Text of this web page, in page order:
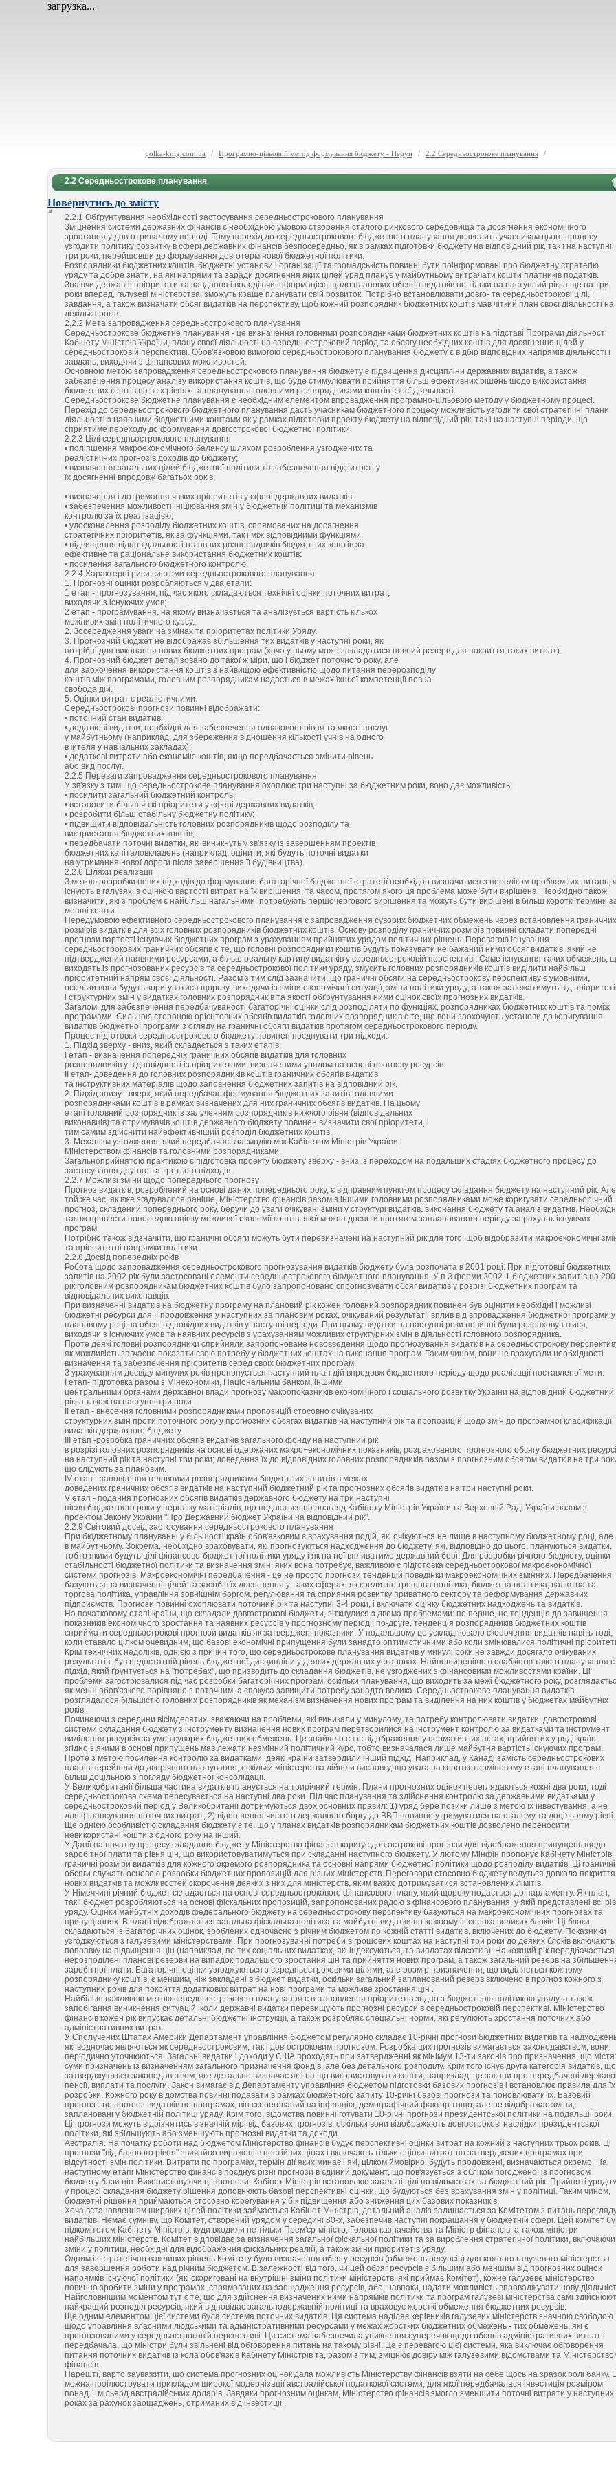
загрузка...
polka-knig.com.ua / Програмно-цільовий метод формування бюджету - Перун / 2.2 Середньострокове планування /
2.2 Середньострокове планування
Повернутись до змісту
2.2.1 Обґрунтування необхідності застосування середньострокового планування
Зміцнення системи державних фінансів є необхідною умовою створення сталого ринкового середовища та досягнення економічного
зростання у довготривалому періоді. Тому перехід до середньострокового бюджетного планування дозволить учасникам цього процесу
узгодити політику розвитку в сфері державних фінансів безпосередньо, як в рамках підготовки бюджету на відповідний рік, так і на наступні
три роки, перейшовши до формування довготермінової бюджетної політики.
Розпорядники бюджетних коштів, бюджетні установи і організації та громадськість повинні бути поінформовані про бюджетну стратегію
уряду та добре знати, на які напрями та заради досягнення яких цілей уряд планує у майбутньому витрачати кошти платників податків.
Знаючи державні пріоритети та завдання і володіючи інформацією щодо планових обсягів видатків не тільки на наступний рік, а ще на три
роки вперед, галузеві міністерства, зможуть краще планувати свій розвиток. Потрібно встановлювати довго- та середньострокові цілі,
завдання, а також визначати обсяг видатків на перспективу, щоб кожний розпорядник бюджетних коштів мав чіткий план своєї діяльності на
декілька років.
2.2.2 Мета запровадження середньострокового планування
Середньострокове бюджетне планування - це визначення головними розпорядниками бюджетних коштів на підставі Програми діяльності
Кабінету Міністрів України, плану своєї діяльності на середньостроковий період та обсягу необхідних коштів для досягнення цілей у
середньостроковій перспективі. Обов'язковою вимогою середньострокового планування бюджету є відбір відповідних напрямів діяльності і
завдань, виходячи з фінансових можливостей.
Основною метою запровадження середньострокового планування бюджету є підвищення дисципліни державних видатків, а також
забезпечення процесу аналізу використання коштів, що буде стимулювати прийняття більш ефективних рішень щодо використання
бюджетних коштів на всіх рівнях та планування головними розпорядниками коштів своєї діяльності.
Середньострокове бюджетне планування є необхідним елементом впровадження програмно-цільового методу у бюджетному процесі.
Перехід до середньострокового бюджетного планування дасть учасникам бюджетного процесу можливість узгодити свої стратегічні плани
діяльності з наявними бюджетними коштами як у рамках підготовки проекту бюджету на відповідний рік, так і на наступні періоди, що
сприятиме переходу до формування довгострокової бюджетної політики.
2.2.3 Цілі середньострокового планування
• поліпшення макроекономічного балансу шляхом розроблення узгоджених та
реалістичних прогнозів доходів до бюджету;
• визначення загальних цілей бюджетної політики та забезпечення відкритості у
їх досягненні впродовж багатьох років;
• визначення і дотримання чітких пріоритетів у сфері державних видатків;
• забезпечення можливості ініціювання змін у бюджетній політиці та механізмів
контролю за їх реалізацією;
• удосконалення розподілу бюджетних коштів, спрямованих на досягнення
стратегічних пріоритетів, як за функціями, так і між відповідними функціями;
• підвищення відповідальності головних розпорядників бюджетних коштів за
ефективне та раціональне використання бюджетних коштів;
• посилення загального бюджетного контролю.
2.2.4 Характерні риси системи середньострокового планування
1. Прогнозні оцінки розробляються у два етапи:
1 етап - прогнозування, під час якого складаються технічні оцінки поточних витрат,
виходячи з існуючих умов;
2 етап - програмування, на якому визначається та аналізується вартість кількох
можливих змін політичного курсу.
2. Зосередження уваги на змінах та пріоритетах політики Уряду.
3. Прогнозний бюджет не відображає збільшення тих видатків у наступні роки, які
потрібні для виконання нових бюджетних програм (хоча у ньому може закладатися певний резерв для покриття таких витрат).
4. Прогнозний бюджет деталізовано до такої ж міри, що і бюджет поточного року, але
для заохочення використання коштів з найвищою ефективністю щодо питання перерозподілу
коштів між програмами, головним розпорядникам надається в межах їхньої компетенції певна
свобода дій.
5. Оцінки витрат є реалістичними.
Середньострокові прогнози повинні відображати:
• поточний стан видатків;
• додаткові видатки, необхідні для забезпечення однакового рівня та якості послуг
у майбутньому (наприклад, для збереження відношення кількості учнів на одного
вчителя у навчальних закладах);
• додаткові витрати або економію коштів, якщо передбачається змінити рівень
або вид послуг.
2.2.5 Переваги запровадження середньострокового планування
У зв'язку з тим, що середньострокове планування охоплює три наступні за бюджетним роки, воно дає можливість:
• посилити загальний бюджетний контроль;
• встановити більш чіткі пріоритети у сфері державних видатків;
• розробити більш стабільну бюджетну політику;
• підвищити відповідальність головних розпорядників щодо розподілу та
використання бюджетних коштів;
• передбачати поточні видатки, які виникнуть у зв'язку із завершенням проектів
бюджетних капіталовкладень (наприклад, оцінити, які будуть поточні видатки
на утримання нової дороги після завершення її будівництва).
2.2.6 Шляхи реалізації
З метою розробки нових підходів до формування багаторічної бюджетної стратегії необхідно визначитися з переліком проблемних питань,
існують в галузях, з оцінкою вартості витрат на їх вирішення, та часом, протягом якого ця проблема може бути вирішена. Необхідно також
визначити, які з проблем є найбільш нагальними, потребують першочергового вирішення та можуть бути вирішені в більш короткі терміни
менші кошти.
Передумовою ефективного середньострокового планування є запровадження суворих бюджетних обмежень через встановлення граничних
розмірів видатків для всіх головних розпорядників бюджетних коштів. Основу розподілу граничних розмірів повинні складати попередні
прогнози вартості існуючих бюджетних програм з урахуванням прийнятих урядом політичних рішень. Перевагою існування
середньострокових граничних обсягів є те, що головні розпорядники коштів будуть показувати не бажаний ними обсяг видатків, який не
підтверджений наявними ресурсами, а більш реальну картину видатків у середньостроковій перспективі. Саме існування таких обмежень,
виходять із прогнозованих ресурсів та середньострокової політики уряду, змусить головних розпорядників коштів виділити найбільш
пріоритетний напрям своєї діяльності. Разом з тим слід зазначити, що граничні обсяги на середньострокову перспективу є умовними,
оскільки вони будуть коригуватися щороку, виходячи із зміни економічної ситуації, зміни політики уряду, а також залежатимуть від
і структурних змін у видатках головних розпорядників та якості обґрунтування ними оцінок своїх прогнозних видатків.
Загалом, для забезпечення передбачуваності багаторічні оцінки слід розподіляти по функціях, розпорядниках бюджетних коштів та поміж
програмами. Сильною стороною орієнтовних обсягів видатків головних розпорядників є те, що вони заохочують установи до коригування
видатків бюджетної програми з огляду на граничні обсяги видатків протягом середньострокового періоду.
Процес підготовки середньострокового бюджету повинен поєднувати три підходи:
1. Підхід зверху - вниз, який складається з таких етапів:
I етап - визначення попередніх граничних обсягів видатків для головних
розпорядників у відповідності із пріоритетами, визначеними урядом на основі прогнозу ресурсів.
II етап- доведення до головних розпорядників коштів граничних обсягів видатків
та інструктивних матеріалів щодо заповнення бюджетних запитів на відповідний рік.
2. Підхід знизу - вверх, який передбачає формування бюджетних запитів головними
розпорядниками коштів в рамках визначених для них граничних обсягів видатків. На цьому
етапі головний розпорядник із залученням розпорядників нижчого рівня (відповідальних
виконавців) та отримувачів коштів державного бюджету повинен визначити свої пріоритети, і
тим самим здійснити найефективніший розподіл бюджетних коштів.
3. Механізм узгодження, який передбачає взаємодію між Кабінетом Міністрів України,
Міністерством фінансів та головними розпорядниками.
Загальноприйнятою практикою є підготовка проекту бюджету зверху - вниз, з переходом на подальших стадіях бюджетного процесу до
застосування другого та третього підходів .
2.2.7 Можливі зміни щодо попереднього прогнозу
Прогноз видатків, розроблений на основі даних попереднього року, є відправним пунктом процесу складання бюджету на наступний рік.
той же час, як вже згадувалося раніше, Міністерство фінансів разом з іншими головними розпорядниками може коригувати середньорічний
прогноз, складений попереднього року, беручи до уваги очікувані зміни у структурі видатків, виконання бюджету та аналіз видатків.
також провести попередню оцінку можливої економії коштів, якої можна досягти протягом запланованого періоду за рахунок існуючих
програм.
Потрібно також відзначити, що граничні обсяги можуть бути перевизначені на наступний рік для того, щоб відобразити макроекономічні
та пріоритетні напрямки політики.
2.2.8 Досвід попередніх років
Робота щодо запровадження середньострокового прогнозування видатків бюджету була розпочата в 2001 році. При підготовці бюджетних
запитів на 2002 рік були застосовані елементи середньострокового бюджетного планування. У п.З форми 2002-1 бюджетних запитів на
рік головним розпорядникам бюджетних коштів було запропоновано спрогнозувати обсяг видатків у розрізі бюджетних програм та
відповідальних виконавців.
При визначенні видатків на бюджетну програму на плановий рік кожен головний розпорядник повинен був оцінити необхідні і можливі
бюджетні ресурси для її продовження у наступних за плановим роках, очікуваний результат і вплив від впровадження бюджетної програми у
плановому році на обсяг відповідних видатків у наступні періоди. При цьому видатки на наступні роки повинні були розраховуватися,
виходячи з існуючих умов та наявних ресурсів з урахуванням можливих структурних змін в діяльності головного розпорядника.
Проте деякі головні розпорядники сприйняли запропоноване нововведення щодо прогнозування видатків на середньострокову
як можливість завчасно показати свою потребу у бюджетних коштах на виконання програм. Таким чином, вони не врахували необхідності
визначення та забезпечення пріоритетів серед своїх бюджетних програм.
З урахуванням досвіду минулих років пропонується наступний план дій впродовж бюджетного періоду щодо реалізації поставленої мети:
I етап- підготовка разом з Мінекономіки, Національним банком, іншими
центральними органами державної влади прогнозу макропоказників економічного і соціального розвитку України на відповідний бюджетний
рік, а також на наступні три роки.
II етап - внесення головними розпорядниками пропозицій стосовно очікуваних
структурних змін проти поточного року у прогнозних обсягах видатків на наступний рік та пропозицій щодо змін до програмної класифікації
видатків державного бюджету.
III етап -розробка граничних обсягів видатків загального фонду на наступний рік
в розрізі головних розпорядників на основі одержаних макро¬економічних показників, розрахованого прогнозного обсягу бюджетних
на наступний рік та наступні три роки; доведення їх до відповідних головних розпорядників разом з прогнозним обсягом видатків на три
що слідують за плановим.
IV етап - заповнення головними розпорядниками бюджетних запитів в межах
доведених граничних обсягів видатків на наступний бюджетний рік та прогнозних обсягів видатків на три наступні роки.
V етап - подання прогнозних обсягів видатків державного бюджету на три наступні
після бюджетного роки у переліку матеріалів, що подаються на розгляд Кабінету Міністрів України та Верховній Раді України разом з
проектом Закону України "Про Державний бюджет України на відповідний рік".
2.2.9 Світовий досвід застосування середньострокового планування
При бюджетному плануванні у більшості країн обов'язковим є врахування подій, які очікуються не лише в наступному бюджетному році, але
в майбутньому. Зокрема, необхідно враховувати, які прогнозуються надходження до бюджету, які, відповідно до цього, плануються видатки,
тобто якими будуть цілі фінансово-бюджетної політики уряду і як на неї впливатиме державний борг. Для розробки річного бюджету, оцінки
стабільності бюджетної політики та визначення змін, яких вона потребує, важливою є підготовка середньострокової макроекономічної
системи прогнозів. Макроекономічні передбачення - це не просто прогнози тенденцій поведінки макроекономічних змінних. Передбачення
базуються на визначенні цілей та засобів їх досягнення у таких сферах, як кредитно-грошова політика, бюджетна політика, валютна та
торгова політика, управління зовнішнім боргом, регулювання та сприяння розвитку приватного сектору та реформування державних
підприємств. Прогнози повинні охоплювати поточний рік та наступні 3-4 роки, і включати оцінку бюджетних надходжень та видатків.
На початковому етапі країни, що складали довгострокові бюджети, зіткнулися з двома проблемами: по перше, це тенденція до завищення
показників економічного зростання та наявних ресурсів у прогнозному періоді; по-друге, тенденція розпорядників бюджетних коштів
сприймати середньострокові прогнози видатків як затверджені показники. У подальшому це ускладнювало скорочення видатків навіть тоді,
коли ставало цілком очевидним, що базові економічні припущення були занадто оптимістичними або коли змінювалися політичні
Крім технічних недоліків, однією з причин того, що середньострокове планування видатків у минулі роки не завжди досягало очікуваних
результатів, був недостатній рівень бюджетної дисципліни у деяких державних установах. Найпоширенішою слабкістю такого планування є
підхід, який ґрунтується на "потребах", що призводить до складання бюджетів, не узгоджених з фінансовими можливостями країни. Ці
проблеми загострювалися під час розробки багаторічних програм, оскільки планування, що виходить за межі бюджетного року,
як менш обов'язкове порівняно з поточним, а спокуса завищити потребу занадто велика. Середньострокове планування видатків
розглядалося більшістю головних розпорядників як механізм визначення нових програм та виділення на них коштів у бюджетах майбутніх
років.
Починаючи з середини вісімдесятих, зважаючи на проблеми, які виникали у минулому, та потребу контролювати видатки, довгострокові
системи складання бюджету з інструменту визначення нових програм перетворилися на інструмент контролю за видатками та інструмент
виділення ресурсів за умов суворих бюджетних обмежень. Це знайшло своє відображення у нормативних актах, прийнятих у ряді країн,
згідно з якими в основі припущень мав лежати незмінний політичний курс, тобто визначалася лише майбутня вартість існуючих програм.
Проте з метою посилення контролю за видатками, деякі країни затвердили інший підхід. Наприклад, у Канаді замість середньострокових
планів перейшли до дворічного планування, оскільки міністерства дійшли висновку, що увага на короткотерміновому етапі планування є
більш доцільною з погляду бюджетної консолідації.
У Великобританії більша частина видатків планується на трирічний термін. Плани прогнозних оцінок переглядаються кожні два роки, тоді
середньострокова схема пересувається на наступні два роки. Під час планування та здійснення контролю за державними видатками у
середньостроковий період у Великобританії дотримуються двох основних правил: 1) уряд бере позики лише з метою їх інвестування, а не
для фінансування поточних витрат; 2) відношення чистого державного боргу до ВВП повинно утримуватися на сталому та доцільному рівні.
Ще однією особливістю складання бюджету є те, що у планах видатків розпорядникам бюджетних коштів дозволено переносити
невикористані кошти з одного року на інший.
У Данії на початку процесу складання бюджету Міністерство фінансів коригує довгострокові прогнози для відображення припущень щодо
заробітної плати та рівня цін, що використовуватимуться при складанні наступного бюджету. У лютому Мінфін пропонує Кабінету Міністрів
граничні розміри видатків для кожного окремого розпорядника та основні напрями бюджетної політики щодо розподілу видатків. Ці граничні
обсяги служать основою розробки бюджетних пропозицій для різних міністерств. Переговори стосовно бюджету ведуться довкола покриття
нових видатків та можливостей скорочення деяких з них для міністерств, яким важко дотримуватися встановлених лімітів.
У Німеччині річний бюджет складається на основі середньострокового фінансового плану, який щороку подається до парламенту. Як план,
так і бюджет розробляються на основі фіскальних пропозицій, запропонованих радою з фінансового планування, у якій представлені всі
уряду. Оцінки майбутніх доходів федерального бюджету на середньострокову перспективу базуються на макроекономічних прогнозах та
припущеннях. В плані відображається загальна фіскальна політика та майбутні видатки по кожному із сорока великих блоків. Ці блоки
складаються із багаторічних оцінок, зроблених одночасно з річним бюджетом по кожній статті видатків, включених до бюджету. Показники
узгоджуються з галузевими міністерствами. При прогнозуванні потреби в грошових коштах на наступні три роки до деяких блоків включають
поправку на підвищення цін (наприклад, по тих соціальних видатках, які індексуються, та виплатах відсотків). На кожний рік передбачається
нерозподілені планові резерви на випадок подальшого зростання цін та прийняття нових програм, а також загальний резерв на
заробітної плати. Багаторічні оцінки узгоджуються з середньостроковими цілями, але розмір призначення, що виділяється кожному
розпоряднику коштів, є меншим, ніж закладені в бюджет видатки, оскільки загальний запланований резерв включено в прогноз кожного з
наступних років для покриття додаткових витрат на нові програми та можливе зростання цін .
Найбільш важливою метою середньострокового планування є встановлення пріоритетів згідно з бюджетною політикою уряду, а також
запобігання виникнення ситуацій, коли державні видатки перевищують прогнозні ресурси в середньостроковій перспективі. Міністерство
фінансів кожен рік випускає детальні бюджетні інструкції, а також розробляє спеціальні норми, які регулюють зростання поточних або
адміністративних витрат.
У Сполучених Штатах Америки Департамент управління бюджетом регулярно складає 10-річні прогнози бюджетних видатків та
які водночас являються як середньостроковим, так і довгостроковим прогнозом. Розробка цих прогнозів вимагається законодавством; вони
періодично уточнюються. Загальні видатки і доходи у США проходять при затвердженні як мінімум 13-ти законів про призначення, що
суми призначень із визначенням загального призначення фондів, але без детального розподілу. Крім того існує друга категорія видатків, що
затверджуються законодавством, яке детально визначає як і на що використовувати кошти, наприклад, це закони про передбачені
пенсії, виплати та послуги. Закон вимагає від Департаменту управління бюджетом підготовки базових прогнозів і встановлює правила для їх
розробки. Кожного року відомства повинні подавати в рамках бюджетного запиту 10-річні базові прогнози та поновлювати їх. Базовий
прогноз - це прогноз видатків по програмах; він скорегований на інфляцію, демографічний фактор тощо, але не відображає зміни,
заплановані у бюджетній політиці уряду. Крім того, відомства повинні готувати 10-річні прогнози президентської політики на подальші роки.
Ці прогнози можуть відрізнятись в значній мірі від базових прогнозів, оскільки вони відображають довгострокові наслідки президентської
політики, які збільшують або зменшують прогнозні видатки та доходи.
Австралія. На початку роботи над бюджетом Міністерство фінансів будує перспективні оцінки витрат на кожний з наступних трьох років. Ці
прогнози "від базового рівня" звичайно виражені в постійних цінах і включають тільки оцінки витрат по затверджених програмах при
відсутності змін політики. Витрати по програмах, термін дії яких минає і які, цілком ймовірно, будуть продовжені, визначаються окремо. На
наступному етапі Міністерство фінансів поєднує різні прогнози в єдиний документ, що пов'язується з обліком погодженої із прогнозом
бюджету бази цін. Використовуючи ці прогнози, Кабінет Міністрів встановлює загальні цілі по відомствах на бюджетний рік. Прийняті
у процесі складання бюджету рішення доповнюють базові перспективні оцінки, що будуються без врахування змін у політиці. Таким чином,
бюджетні рішення приймаються стосовно корегування у бік підвищення або зниження цих базових показників.
Хоча встановленням широких цілей політики займається Кабінет Міністрів, детальний аналіз залишається за Комітетом з питань
видатків. Немає сумніву, що Комітет, створений урядом у середині 80-х, забезпечив наступні покращання у бюджетній сфері. Цей комітет
підкомітетом Кабінету Міністрів, куди входили не тільки Прем'єр-міністр, Голова казначейства та Міністр фінансів, а також міністри
найбільших міністерств. Комітет відповідає за визначення загальної фіскальної політики та за вироблення стратегічної політики, включаючи
зміни у політиці, необхідні для відображення фіскальних реалій, а також зміни пріоритетів уряду.
Одним із стратегічно важливих рішень Комітету було визначення обсягу ресурсів (обмежень ресурсів) для кожного галузевого міністерства
для завершення роботи над річним бюджетом. В залежності від того, чи цей обсяг ресурсів є більшим або меншим від прогнозних оцінок
напрямків існуючої політики (які скориговані на внутрішні зміни політики міністерств, які приймає Комітет), кожне галузеве міністерство
повинно зробити зміни у програмах, спрямованих на заощадження ресурсів, або, навпаки, надати можливість впроваджувати нову
Найголовнішим моментом тут є те, що для здійснення визначених ними напрямків політики та програм галузеві міністерства самі
найкращий розподіл ресурсів, який відповідає загальнодержавній політиці та враховує жорсткі обмеження бюджетних ресурсів.
Ще одним елементом цієї системи була система поточних видатків. Ця система наділяє керівників галузевих міністерств значною свободою
щодо управління власними людськими та адміністративними ресурсами у межах жорстких бюджетних обмежень - тих обмежень, які є
прогнозованими у середньостроковій перспективі. Ця система забезпечила уникнення суперечок щодо обсягів адміністративних витрат і
передбачала, що міністри були звільнені від обговорення питань на такому рівні. Це є перевагою цієї системи, яка виключає обговорення
питання поточних видатків із кола обов'язків Кабінету Міністрів та, разом з тим, зміцнює довіру між галузевими відомствами та
фінансів.
Нарешті, варто зауважити, що система прогнозних оцінок дала можливість Міністерству фінансів взяти на себе щось на зразок ролі банку.
можна проілюструвати прикладом широкої модернізації австралійської податкової системи, для якої передбачалася інвестиція розміром
понад 1 мільярд австралійських доларів. Завдяки прогнозним оцінкам, Міністерство фінансів змогло зменшити поточні витрати у наступних
роках за рахунок заощаджень, отриманих від інвестиції .